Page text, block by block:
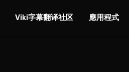
Viki字幕翻译社区 應用程式